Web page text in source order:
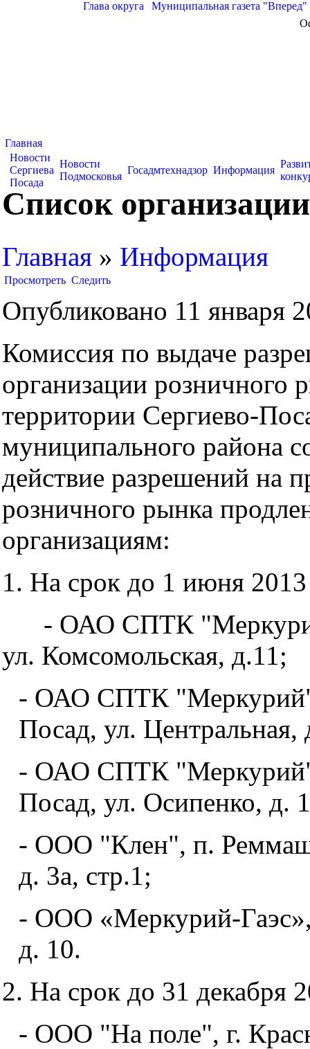
Глава округа Муниципальная газета "Вперед"
Главная
Новости
Сергиева
Посада
Новости
Подмосковья
Госадмтехнадзор Информация
Список
Главная » Информация
Просмотреть Следить
Опубликовано 11 января
Комиссия по выдаче
организации розничного
территории Сергиево-
муниципального района
действие разрешений на
розничного рынка
организациям:
1. На срок до 1 июня 2013
- ОАО СПТК
ул. Комсомольская, д.11;
- ОАО СПТК
Посад, ул. Центральная,
- ОАО СПТК
Посад, ул. Осипенко, д.
- ООО "Клен", п.
д. 3а, стр.1;
- ООО «Меркурий-Гаэс»,
д. 10.
2. На срок до 31 декабря
- ООО "На поле", г.